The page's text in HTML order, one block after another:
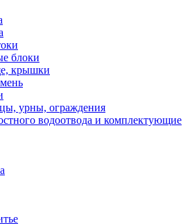
блоки
крышки
урны, ограждения
водоотвода и комплектующие